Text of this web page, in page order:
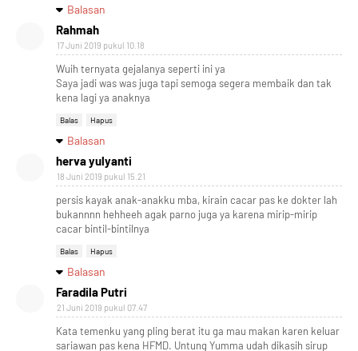
Balasan
Rahmah
17 Juni 2019 pukul 10.18
Wuih ternyata gejalanya seperti ini ya
Saya jadi was was juga tapi semoga segera membaik dan tak
kena lagi ya anaknya
Balas Hapus
Balasan
herva yulyanti
18 Juni 2019 pukul 15.21
persis kayak anak-anakku mba, kirain cacar pas ke dokter lah
bukannnn hehheeh agak parno juga ya karena mirip-mirip
cacar bintil-bintilnya
Balas Hapus
Balasan
Faradila Putri
21 Juni 2019 pukul 07.47
Kata temenku yang pling berat itu ga mau makan karen keluar
sariawan pas kena HFMD. Untung Yumma udah dikasih sirup